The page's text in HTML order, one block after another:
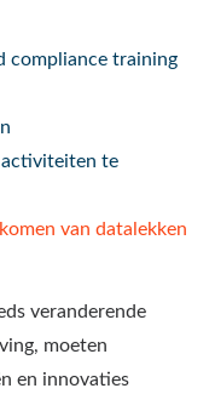
compliance training
activiteiten te
van datalekken
veranderende
moeten
en innovaties